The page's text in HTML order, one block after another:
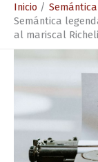
Inicio
Semántica
al mariscal